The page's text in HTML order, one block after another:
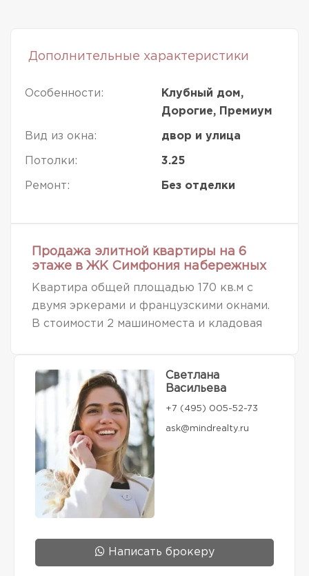
Дополнительные характеристики
Особенности:
Клубный дом,
Дорогие, Премиум
Вид из окна: двор и улица
Потолки: 3.25
Ремонт: Без отделки
Продажа элитной квартиры на 6
этаже в ЖК Симфония набережных
Квартира общей площадью 170 кв.м с
двумя эркерами и французскими окнами.
В стоимости 2 машиноместа и кладовая
Светлана
Васильева
+7 (495) 005-52-73
ask@mindrealty.ru
Написать брокеру